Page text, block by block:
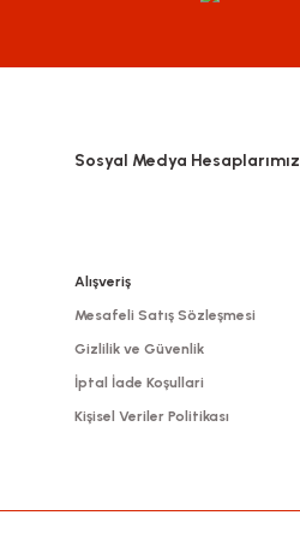
Sosyal Medya Hesaplarımız
Alışveriş
Mesafeli Satış Sözleşmesi
Gizlilik ve Güvenlik
İptal İade Koşullari
Kişisel Veriler Politikası